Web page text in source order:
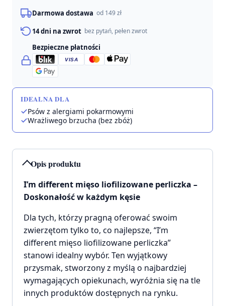
Opis produktu
I’m different mięso liofilizowane perliczka –
Doskonałość w każdym kęsie
Dla tych, którzy pragną oferować swoim
zwierzętom tylko to, co najlepsze, “I’m
different mięso liofilizowane perliczka”
stanowi idealny wybór. Ten wyjątkowy
przysmak, stworzony z myślą o najbardziej
wymagających opiekunach, wyróżnia się na tle
innych produktów dostępnych na rynku.
Darmowa dostawa od 149 zł
14 dni na zwrot bez pytań, pełen zwrot
Bezpieczne płatności
VISA
IDEALNA DLA
Psów z alergiami pokarmowymi
Wrażliwego brzucha (bez zbóż)